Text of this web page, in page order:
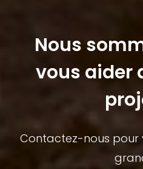
Nous
vous aider
Contactez-nous pour